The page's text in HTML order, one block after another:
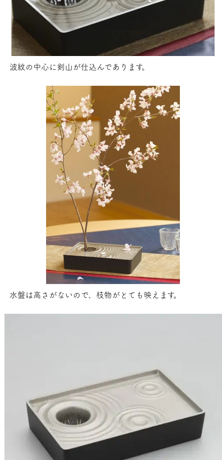
波紋の中心に剣山が仕込んであります。
水盤は高さがないので、枝物がとても映えます。